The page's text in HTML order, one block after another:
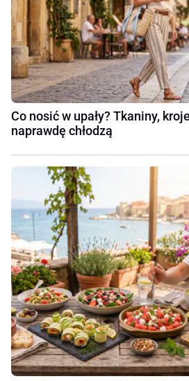
Co nosić w upały? Tkaniny,
naprawdę chłodzą